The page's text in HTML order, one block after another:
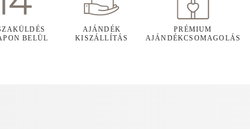
BELÜL
AJÁNDÉK
KISZÁLLÍTÁS
PRÉMIUM
AJÁNDÉKCSOMAGOLÁS